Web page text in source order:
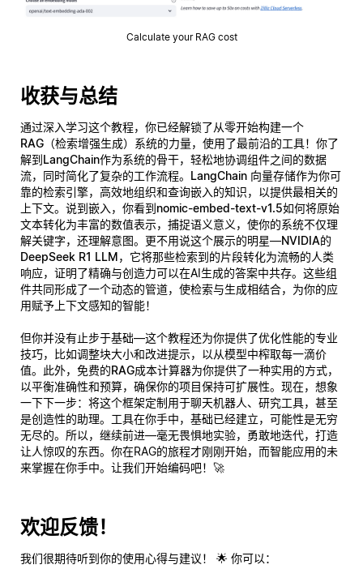
Calculate your RAG cost
收获与总结
通过深入学习这个教程，你已经解锁了从零开始构建一个
RAG（检索增强生成）系统的力量，使用了最前沿的工具！你了
解到LangChain作为系统的骨干，轻松地协调组件之间的数据
流，同时简化了复杂的工作流程。 LangChain 向量存储作为你可
靠的检索引擎，高效地组织和查询嵌入的知识，以提供最相关的
上下文。说到嵌入，你看到nomic-embed-text-v1.5如何将原始
文本转化为丰富的数值表示，捕捉语义意义，使你的系统不仅理
解关键字，还理解意图。更不用说这个展示的明星—NVIDIA的
DeepSeek R1 LLM，它将那些检索到的片段转化为流畅的人类
响应，证明了精确与创造力可以在AI生成的答案中共存。这些组
件共同形成了一个动态的管道，使检索与生成相结合，为你的应
用赋予上下文感知的智能！
但你并没有止步于基础—这个教程还为你提供了优化性能的专业
技巧，比如调整块大小和改进提示，以从模型中榨取每一滴价
值。此外， 免费的RAG成本计算器为你提供了一种实用的方式，
以平衡准确性和预算，确保你的项目保持可扩展性。现在，想象
一下下一步：将这个框架定制用于聊天机器人、研究工具，甚至
是创造性的助理。工具在你手中，基础已经建立，可能性是无穷
无尽的。所以，继续前进—毫无畏惧地实验，勇敢地迭代，打造
让人惊叹的东西。你在RAG的旅程才刚刚开始，而智能应用的未
来掌握在你手中。让我们开始编码吧！🚀
欢迎反馈！
我们很期待听到你的使用心得与建议！ 🌟 你可以：